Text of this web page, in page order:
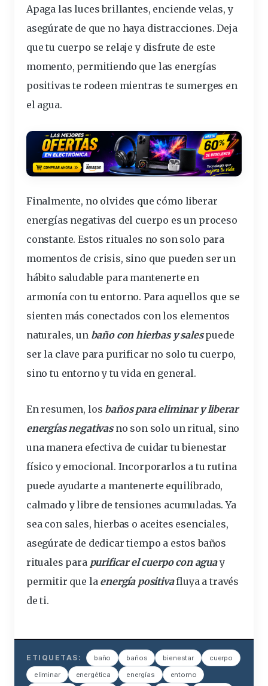
Apaga las luces brillantes, enciende velas, y
asegúrate de que no haya distracciones. Deja
que tu cuerpo se relaje y disfrute de este
momento, permitiendo que las energías
positivas te rodeen mientras te sumerges en
el agua.
Finalmente, no olvides que cómo liberar
energías negativas del cuerpo es un proceso
constante. Estos rituales no son solo para
momentos de crisis, sino que pueden ser un
hábito saludable para mantenerte en
armonía con tu entorno. Para aquellos que se
sienten más conectados con los elementos
naturales, un baño con hierbas y salespuede
ser la clave para purificar no solo tu cuerpo,
sino tu entorno y tu vida en general.
En resumen, los baños para eliminar y liberar
energías negativasno son solo un ritual, sino
una manera efectiva de cuidar tu bienestar
físico y emocional. Incorporarlos a tu rutina
puede ayudarte a mantenerte equilibrado,
calmado y libre de tensiones acumuladas. Ya
sea con sales, hierbas o aceites esenciales,
asegúrate de dedicar tiempo a estos baños
rituales para purificar el cuerpo con aguay
permitir que la energía positivafluya a través
de ti.
ETIQUETAS: baño baños bienestar cuerpo
eliminar energética energías entorno